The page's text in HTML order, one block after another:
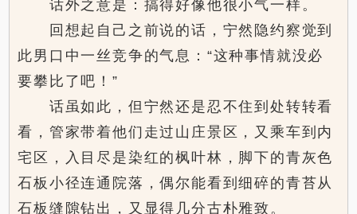
话外之意是：搞得好像他很小气一样。
回想起自己之前说的话，宁然隐约察觉到
此男口中一丝竞争的气息：“这种事情就没必
要攀比了吧！”
话虽如此，但宁然还是忍不住到处转转看
看，管家带着他们走过山庄景区，又乘车到内
宅区，入目尽是染红的枫叶林，脚下的青灰色
石板小径连通院落，偶尔能看到细碎的青苔从
石板缝隙钻出，又显得几分古朴雅致。